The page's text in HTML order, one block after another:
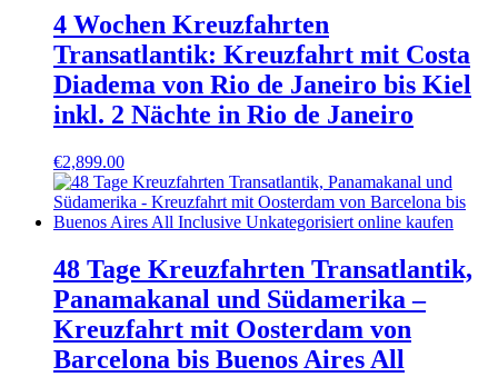
4 Wochen Kreuzfahrten
Transatlantik: Kreuzfahrt mit Costa
Diadema von Rio de Janeiro bis Kiel
inkl. 2 Nächte in Rio de Janeiro
€2,899.00
48 Tage Kreuzfahrten Transatlantik,
Panamakanal und Südamerika –
Kreuzfahrt mit Oosterdam von
Barcelona bis Buenos Aires All